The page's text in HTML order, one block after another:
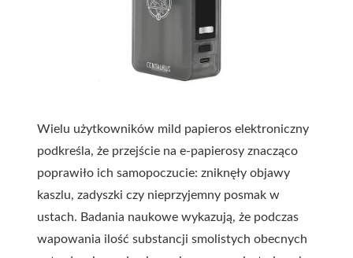
Wielu użytkowników mild papieros elektroniczny
podkreśla, że przejście na e-papierosy znacząco
poprawiło ich samopoczucie: zniknęły objawy
kaszlu, zadyszki czy nieprzyjemny posmak w
ustach. Badania naukowe wykazują, że podczas
wapowania ilość substancji smolistych obecnych